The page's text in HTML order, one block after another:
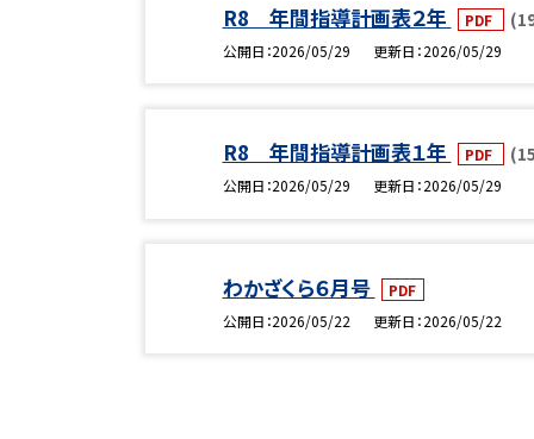
R8 年間指導計画表２年 PDF
公開日 2026/05/29 更新日 2026/05/29
R8 年間指導計画表１年 PDF
公開日 2026/05/29 更新日 2026/05/29
わかざくら６月号
PDF
公開日 2026/05/22 更新日 2026/05/22